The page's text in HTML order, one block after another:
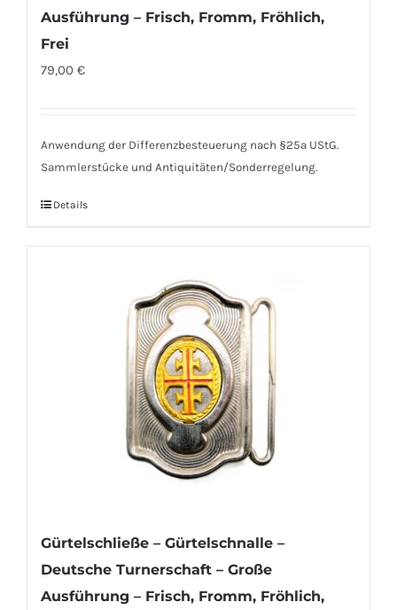
Ausführung – Frisch, Fromm, Fröhlich,
Frei
79,00 €
Anwendung der Differenzbesteuerung nach §25a UStG.
Sammlerstücke und Antiquitäten/Sonderregelung.
Details
Gürtelschließe – Gürtelschnalle –
Deutsche Turnerschaft – Große
Ausführung – Frisch, Fromm, Fröhlich,